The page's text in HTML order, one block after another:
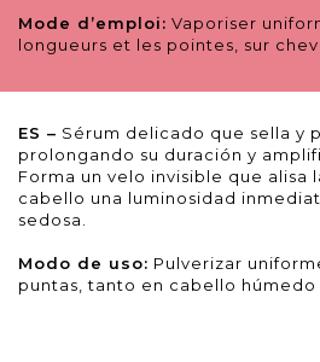
Mode d’emploi: Vaporiser
longueurs et les pointes, sur
ES – Sérum delicado que sella y
prolongando su duración y
Forma un velo invisible que alisa
cabello una luminosidad
sedosa.
Modo de uso: Pulverizar
puntas, tanto en cabello húmedo